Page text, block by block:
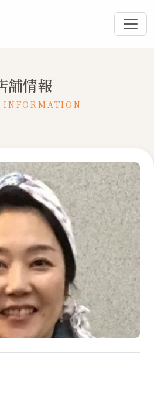
舗情報
INFORMATION